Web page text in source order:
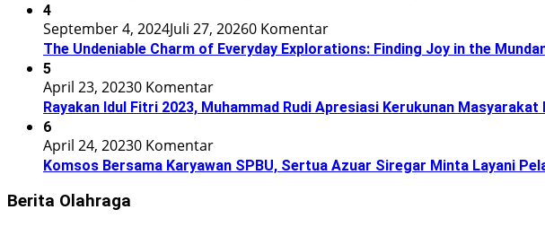
4
September 4, 2024Juli 27, 20260 Komentar
The Undeniable Charm of Everyday Explorations: Finding Joy in the
5
April 23, 20230 Komentar
Rayakan Idul Fitri 2023, Muhammad Rudi Apresiasi Kerukunan
6
April 24, 20230 Komentar
Komsos Bersama Karyawan SPBU, Sertua Azuar Siregar Minta Layani
Berita Olahraga